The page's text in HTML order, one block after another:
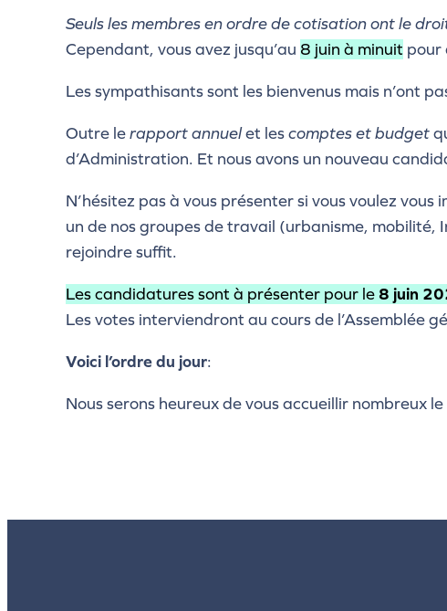
Seuls les membres en ordre de cotisation ont le
Cependant, vous avez jusqu’au 8 juin à minuit pour
Les sympathisants sont les bienvenus mais n’ont
Outre lerapport annuelet lescomptes et budget
d’Administration. Et nous avons un nouveau
N’hésitez pas à vous présenter si vous voulez
un de nos groupes de travail (urbanisme,
rejoindre suffit.
Les candidatures sont à présenter pour le 8 juin
Les votes interviendront au cours de l’Assemblée
Voici l’ordre du jour:
Nous serons heureux de vous accueillir nombreux